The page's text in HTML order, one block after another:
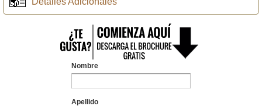
Nombre
Apellido